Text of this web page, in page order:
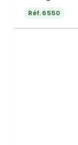
Réf.6550